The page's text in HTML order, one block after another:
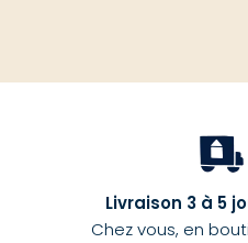
Livraison 3 à 5
Chez vous, en